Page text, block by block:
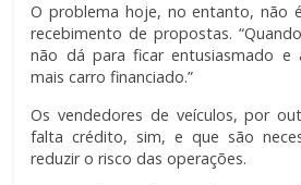
O problema hoje, no entanto, não
recebimento de propostas.
não dá para ficar entusiasmado e
mais carro financiado.”
Os vendedores de veículos, por
falta crédito, sim, e que são
reduzir o risco das operações.